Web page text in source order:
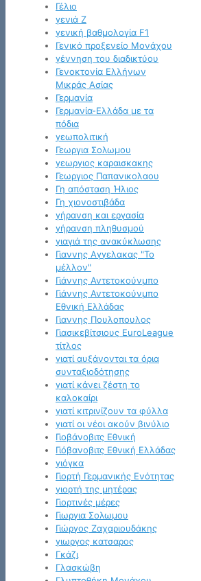
Γέλιο
γενιά Z
γενική βαθμολογία F1
Γενικό προξενείο Μονάχου
γέννηση του διαδικτύου
Γενοκτονία Ελλήνων
Μικράς Ασίας
Γερμανία
Γερμανία-Ελλάδα με τα
πόδια
γεωπολιτική
Γεωργια Σολωμου
γεωργιος καραισκακης
Γεωργιος Παπανικολαου
Γη απόσταση Ήλιος
Γη χιονοστιβάδα
γήρανση και εργασία
γήρανση πληθυσμού
γιαγιά της ανακύκλωσης
Γιαννης Αγγελακας "Το
μέλλον"
Γιάννης Αντετοκούνμπο
Γιάννης Αντετοκούνμπο
Εθνική Ελλάδας
Γιαννης Πουλοπουλος
Γιασικεβίτσιους EuroLeague
τίτλος
γιατί αυξάνονται τα όρια
συνταξιοδότησης
γιατί κάνει ζέστη το
καλοκαίρι
γιατί κιτρινίζουν τα φύλλα
γιατί οι νέοι ακούν βινύλιο
Γιοβάνοβιτς Εθνική
Γιόβανοβιτς Εθνική Ελλάδας
γιόγκα
Γιορτή Γερμανικής Ενότητας
γιορτή της μητέρας
Γιορτινές μέρες
Γιωργια Σολωμου
Γιώργος Ζαχαριουδάκης
γιωργος κατσαρος
Γκάζι
Γλασκώβη